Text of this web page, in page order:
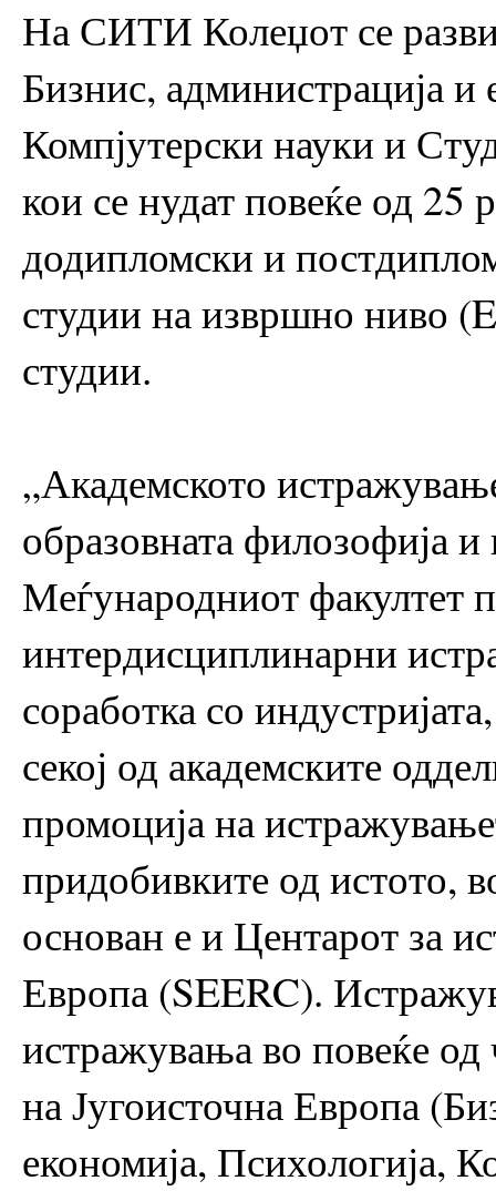
На СИТИ Колеџот се
Бизнис, администрација и
Компјутерски науки и
кои се нудат повеќе од 25
додипломски и
студии на извршно ниво
студии.
„Академското
образовната филозофија
Меѓународниот факултет
интердисциплинарни
соработка со
секој од академските
промоција на
придобивките од истото,
основан е и Центарот за
Европа (SEERC).
истражувања во повеќе
на Југоисточна Европа
економија, Психологија,